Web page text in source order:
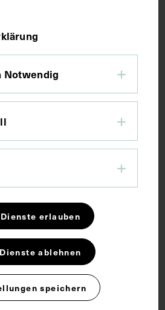
30,8 x 21,8 cm
Mesmerismus
Notwendig
erlauben
ablehnen
speichern